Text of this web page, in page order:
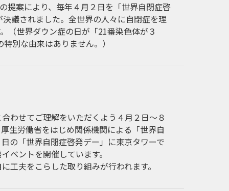
提案により、毎年４月２日を「世界自閉症啓
議されました。全世界の人々に自閉症を理
（世界ダウン症の日が「21番染色体が３
別な由来はありません。）
わせてご理解をいただくよう４月２日～８
生労働省をはじめ関係機関による「世界自
の「世界自閉症啓発デー」に東京タワーで
ベントを開催しています。
工夫をこらした取り組みが行われます。